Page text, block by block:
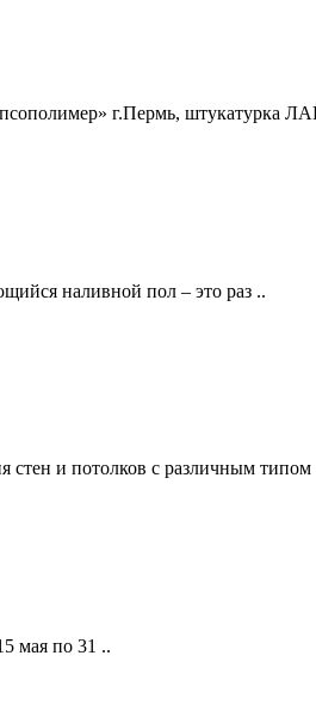
г.Пермь, штукатурка
наливной пол – это раз ..
стен и потолков с различным типом
мая по 31 ..